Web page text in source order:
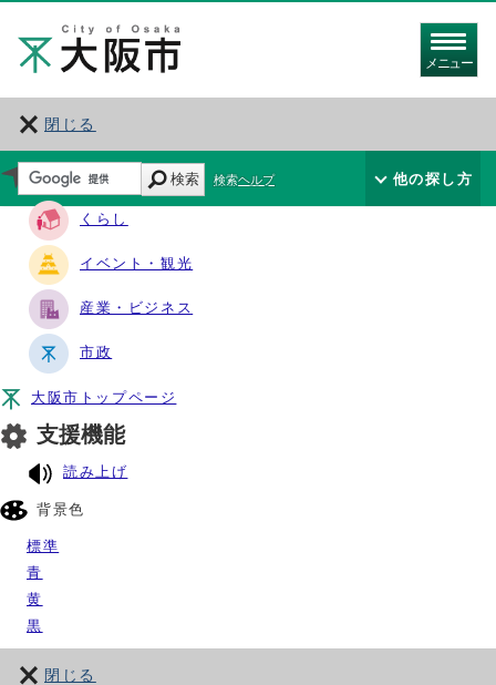
メニュー
閉じる
サイト・ナビ
くらし
イベント・観光
産業・ビジネス
市政
大阪市トップページ
支援機能
読み上げ
背景色
標準
青
黄
黒
閉じる
検索 検索ヘルプ 他の探し方